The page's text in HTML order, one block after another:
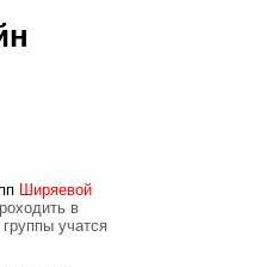
Ширяевой
в
учатся